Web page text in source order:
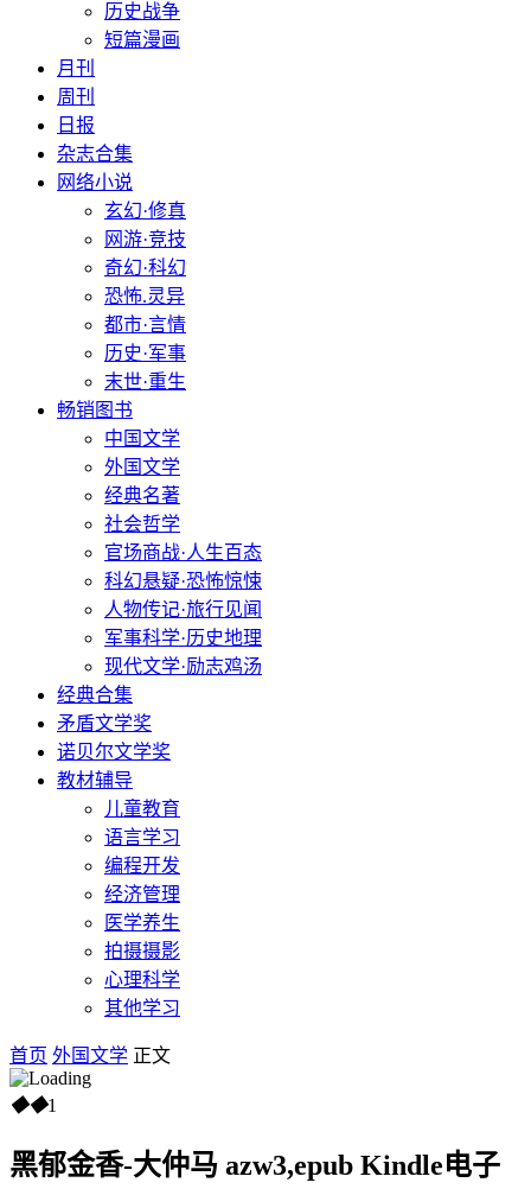
历史战争
短篇漫画
月刊
周刊
日报
杂志合集
网络小说
玄幻·修真
网游·竞技
奇幻·科幻
恐怖.灵异
都市·言情
历史·军事
末世·重生
畅销图书
中国文学
外国文学
经典名著
社会哲学
官场商战·人生百态
科幻悬疑·恐怖惊悚
人物传记·旅行见闻
军事科学·历史地理
现代文学·励志鸡汤
经典合集
矛盾文学奖
诺贝尔文学奖
教材辅导
儿童教育
语言学习
编程开发
经济管理
医学养生
拍摄摄影
心理科学
其他学习
首页 外国文学 正文
◆◆1
黑郁金香-大仲马 azw3,epub Kindle电子